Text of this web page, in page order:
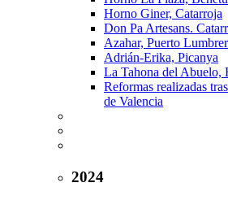
Horno Giner, Catarroja
Don Pa Artesans.
Azahar, Puerto
Adrián-Erika, Picanya
La Tahona del Abuelo,
Reformas realizadas
de Valencia
2024